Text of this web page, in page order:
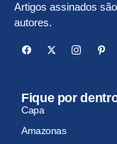
Artigos assinados
autores.
Fique por
Capa
Amazonas